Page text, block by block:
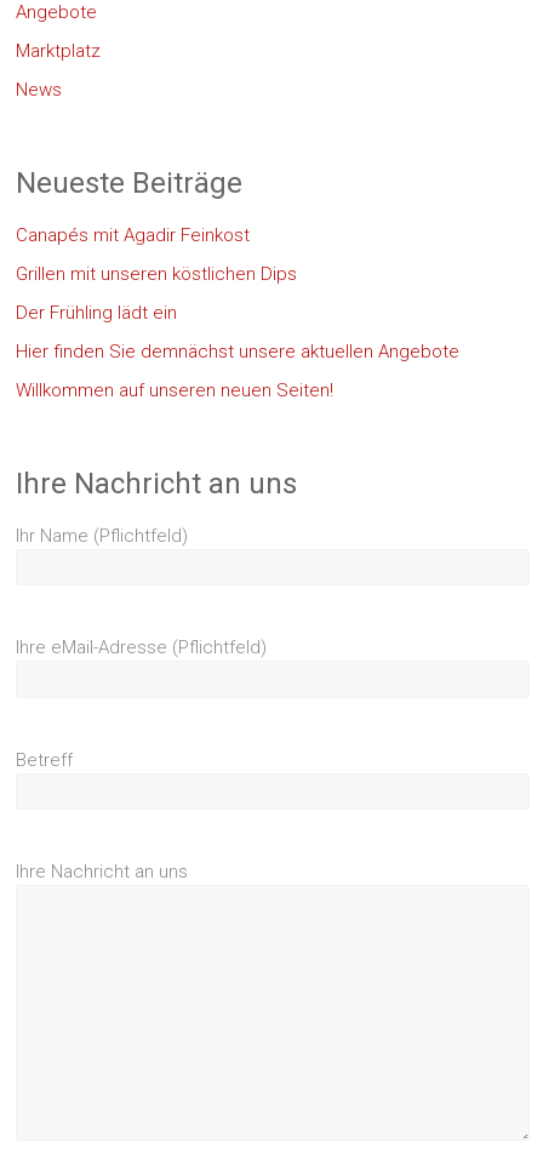
Angebote
Marktplatz
News
Neueste Beiträge
Canapés mit Agadir Feinkost
Grillen mit unseren köstlichen Dips
Der Frühling lädt ein
Hier finden Sie demnächst unsere aktuellen Angebote
Willkommen auf unseren neuen Seiten!
Ihre Nachricht an uns
Ihr Name (Pflichtfeld)
Ihre eMail-Adresse (Pflichtfeld)
Betreff
Ihre Nachricht an uns